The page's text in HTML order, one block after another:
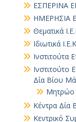
ΕΣΠΕΡΙΝΑ
ΗΜΕΡΗΣΙΑ
Θεματικά
Ιδιωτικά
Ινστιτούτα
Ινστιτούτο
Δία Βίου
Μητρώο
Κέντρα
Κεντρικό